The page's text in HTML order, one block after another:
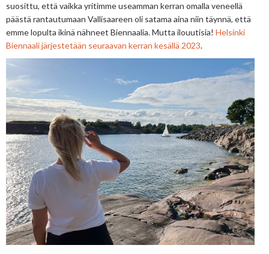
suosittu, että vaikka yritimme useamman kerran omalla veneellä
päästä rantautumaan Vallisaareen oli satama aina niin täynnä, että
emme lopulta ikinä nähneet Biennaalia. Mutta ilouutisia! Helsinki
Biennaali järjestetään seuraavan kerran kesällä 2023.